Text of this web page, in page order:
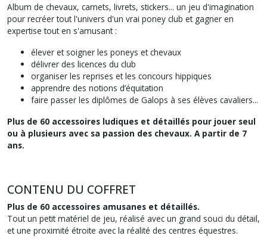
Album de chevaux, carnets, livrets, stickers... un jeu d'imagination
pour recréer tout l'univers d'un vrai poney club et gagner en
expertise tout en s'amusant :
élever et soigner les poneys et chevaux
délivrer des licences du club
organiser les reprises et les concours hippiques
apprendre des notions d’équitation
faire passer les diplômes de Galops à ses élèves cavaliers...
Plus de 60 accessoires ludiques et détaillés pour jouer seul
ou à plusieurs avec sa passion des chevaux. A partir de 7
ans.
CONTENU DU COFFRET
Plus de 60 accessoires amusanes et détaillés.
Tout un petit matériel de jeu, réalisé avec un grand souci du détail,
et une proximité étroite avec la réalité des centres équestres.